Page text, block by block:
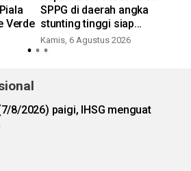
Verde
SPPG di daerah angka
stunting tinggi siap
beroperasi
Kamis, 6 Agustus 2026
8/2026) paigi, IHSG menguat